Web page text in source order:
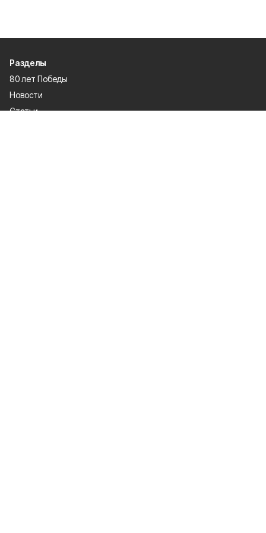
Разделы
80 лет Победы
Новости
Статьи